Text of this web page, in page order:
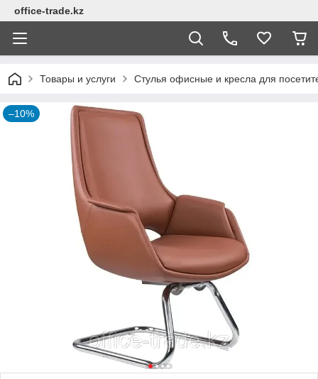
office-trade.kz
Товары и услуги Стулья офисные и кресла для
–10%